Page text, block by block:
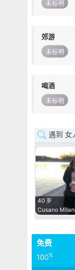
未标明
郊游
未标明
喝酒
未标明
遇到 女
40 岁
Cusano
免费
100%